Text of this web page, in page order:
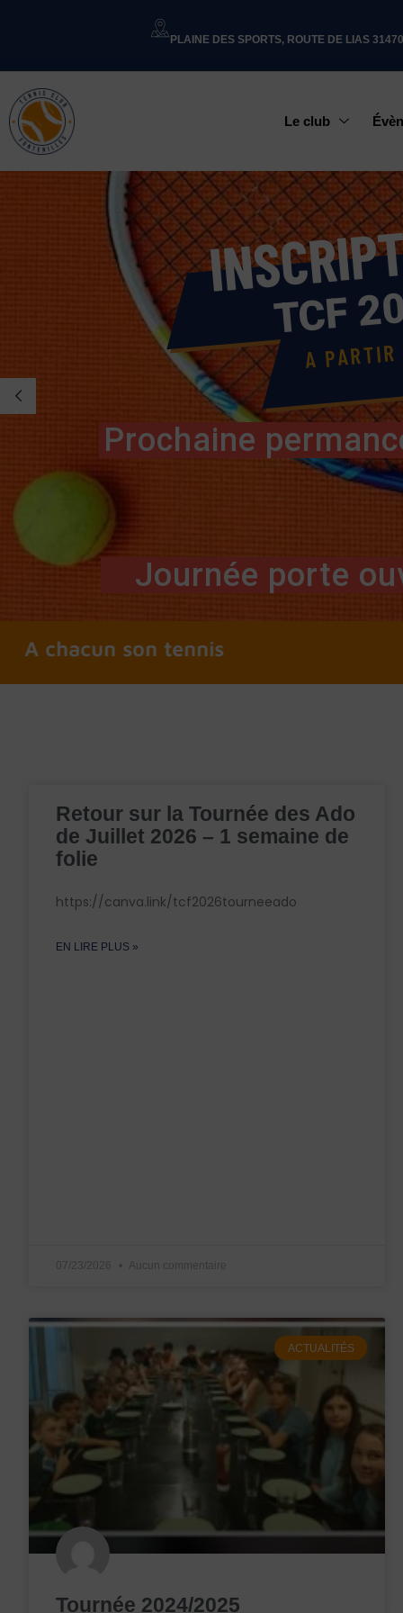
PLAINE DES SPORTS, ROUTE DE LIAS
Le club
INSCRIP
TCF
A PARTIR
Prochaine
Journée porte
A chacun son tennis
Retour sur la Tournée des Ado
de Juillet 2026 – 1 semaine de
folie
https://canva.link/tcf2026tourneeado
EN LIRE PLUS »
07/23/2026 Aucun commentaire
ACTUALITÉS
Tournée 2024/2025